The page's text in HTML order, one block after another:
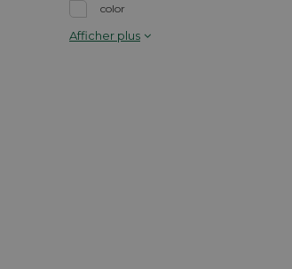
color
Afficher plus